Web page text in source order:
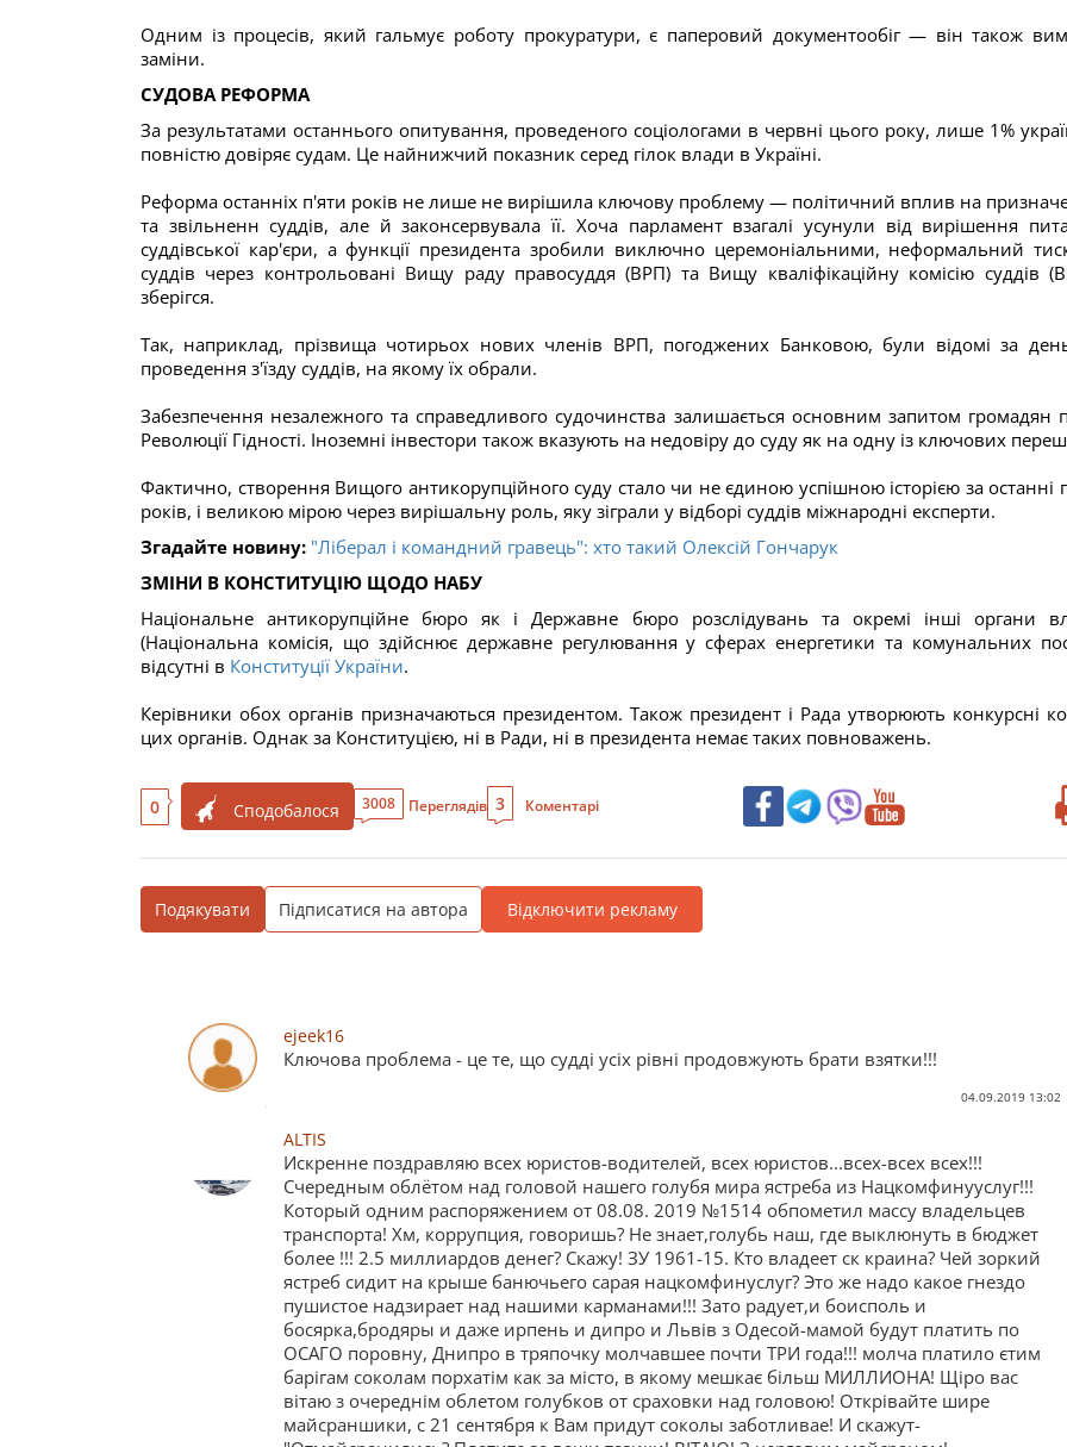
Одним із процесів, який гальмує роботу прокуратури, є паперовий документообіг — він також
заміни.
СУДОВА РЕФОРМА
За результатами останнього опитування, проведеного соціологами в червні цього року, лише 1%
повністю довіряє судам. Це найнижчий показник серед гілок влади в Україні.
Реформа останніх п'яти років не лише не вирішила ключову проблему — політичний вплив на
та звільненн суддів, але й законсервувала її. Хоча парламент взагалі усунули від вирішення
суддівської кар'єри, а функції президента зробили виключно церемоніальними, неформальний
суддів через контрольовані Вищу раду правосуддя (ВРП) та Вищу кваліфікаційну комісію суддів
зберігся.
Так, наприклад, прізвища чотирьох нових членів ВРП, погоджених Банковою, були відомі за
проведення з'їзду суддів, на якому їх обрали.
Забезпечення незалежного та справедливого судочинства залишається основним запитом громадян
Революції Гідності. Іноземні інвестори також вказують на недовіру до суду як на одну із ключових
Фактично, створення Вищого антикорупційного суду стало чи не єдиною успішною історією за останні
років, і великою мірою через вирішальну роль, яку зіграли у відборі суддів міжнародні експерти.
Згадайте новину: "Ліберал і командний гравець": хто такий Олексій Гончарук
ЗМІНИ В КОНСТИТУЦІЮ ЩОДО НАБУ
Національне антикорупційне бюро як і Державне бюро розслідувань та окремі інші органи
(Національна комісія, що здійснює державне регулювання у сферах енергетики та комунальних
відсутні в Конституції України.
Керівники обох органів призначаються президентом. Також президент і Рада утворюють конкурсні
цих органів. Однак за Конституцією, ні в Ради, ні в президента немає таких повноважень.
0 Сподобалося 3008 Переглядів 3 Коментарі
Подякувати Підписатися на автора Відключити рекламу
ejeek16
Ключова проблема - це те, що судді усіх рівні продовжують брати взятки!!!
04.09.2019 13:02
ALTIS
Искренне поздравляю всех юристов-водителей, всех юристов...всех-всех всех!!!
Счередным облётом над головой нашего голубя мира ястреба из Нацкомфинууслуг!!!
Который одним распоряжением от 08.08. 2019 №1514 обпометил массу владельцев
транспорта! Хм, коррупция, говоришь? Не знает,голубь наш, где выклюнуть в бюджет
более !!! 2.5 миллиардов денег? Скажу! ЗУ 1961-15. Кто владеет ск краина? Чей зоркий
ястреб сидит на крыше банючьего сарая нацкомфинуслуг? Это же надо какое гнездо
пушистое надзирает над нашими карманами!!! Зато радует,и боисполь и
босярка,бродяры и даже ирпень и дипро и Львів з Одесой-мамой будут платить по
ОСАГО поровну, Днипро в тряпочку молчавшее почти ТРИ года!!! молча платило єтим
барігам соколам порхатім как за місто, в якому мешкає більш МИЛЛИОНА! Щіро вас
вітаю з очереднім облетом голубков от сраховки над головою! Открівайте шире
майсраншики, с 21 сентября к Вам придут соколы заботливае! И скажут-